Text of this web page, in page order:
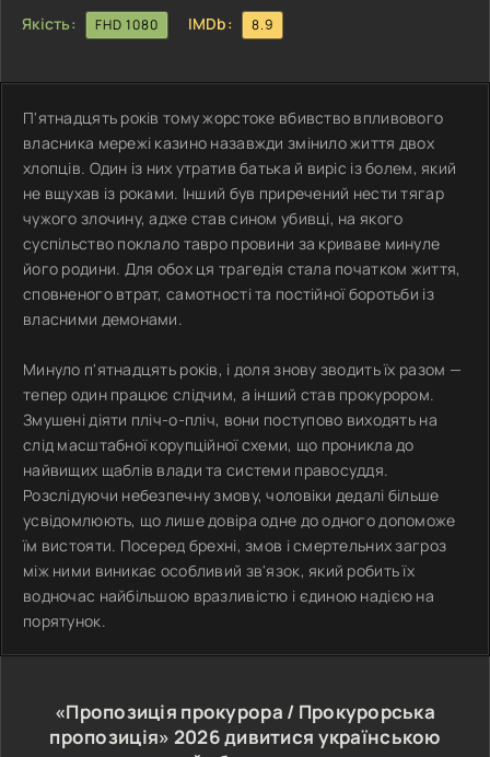
Якість:
FHD 1080 IMDb: 8.9
П'ятнадцять років тому жорстоке вбивство впливового
власника мережі казино назавжди змінило життя двох
хлопців. Один із них утратив батька й виріс із болем, який
не вщухав із роками. Інший був приречений нести тягар
чужого злочину, адже став сином убивці, на якого
суспільство поклало тавро провини за криваве минуле
його родини. Для обох ця трагедія стала початком життя,
сповненого втрат, самотності та постійної боротьби із
власними демонами.
Минуло п'ятнадцять років, і доля знову зводить їх разом —
тепер один працює слідчим, а інший став прокурором.
Змушені діяти пліч-о-пліч, вони поступово виходять на
слід масштабної корупційної схеми, що проникла до
найвищих щаблів влади та системи правосуддя.
Розслідуючи небезпечну змову, чоловіки дедалі більше
усвідомлюють, що лише довіра одне до одного допоможе
їм вистояти. Посеред брехні, змов і смертельних загроз
між ними виникає особливий зв'язок, який робить їх
водночас найбільшою вразливістю і єдиною надією на
порятунок.
«Пропозиція прокурора / Прокурорська
пропозиція» 2026дивитися українською